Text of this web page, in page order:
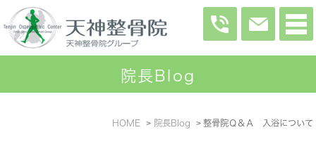
院長Blog
HOME 院長Blog 整骨院Ｑ＆Ａ 入浴について